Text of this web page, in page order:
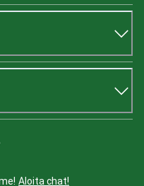
Aloita chat!